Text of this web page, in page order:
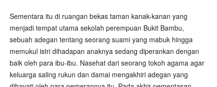
Sementara itu di ruangan bekas taman kanak-kanan yang
menjadi tempat utama sekolah perempuan Bukit Bambu,
sebuah adegan tentang seorang suami yang mabuk hingga
memukul istri dihadapan anaknya sedang diperankan dengan
baik oleh para ibu-ibu. Nasehat dari seorang tokoh agama agar
keluarga saling rukun dan damai mengakhiri adegan yang